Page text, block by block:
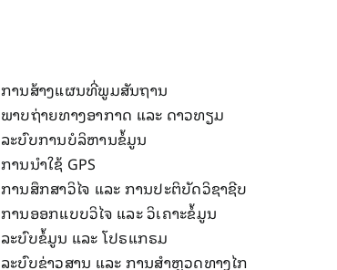
ການ​ສ້າງ​ແຜນ​ທີ່​ພູມ​ສັນຖານ
ພາບ​ຖ່າຍ​ທາງ​ອາກາດ ​ແລະ ດາວ​ທຽມ
ລະບົບ​ການ​ບໍລິຫານ​ຂໍ້​ມູນ
ການ​ນໍາ​ໃຊ້ GPS
ການ​ສຶກສາວິ​ໄຈ ​ແລະ ການ​ປະຕິບັດ​ວິຊາ​ຊີບ
ການ​ອອກ​ແບບ​ວິ​ໄຈ ​ແລະ ວິ​ເຄາະ​ຂໍ້​ມູນ
ລະບົບ​ຂໍ້​ມູນ ​ແລະ ​ໂປຣແກຣມ
ລະບົບ​ຂ່າວສານ ​ແລະ ການ​ສໍາ​ຫຼວດທາງ​ໄກ